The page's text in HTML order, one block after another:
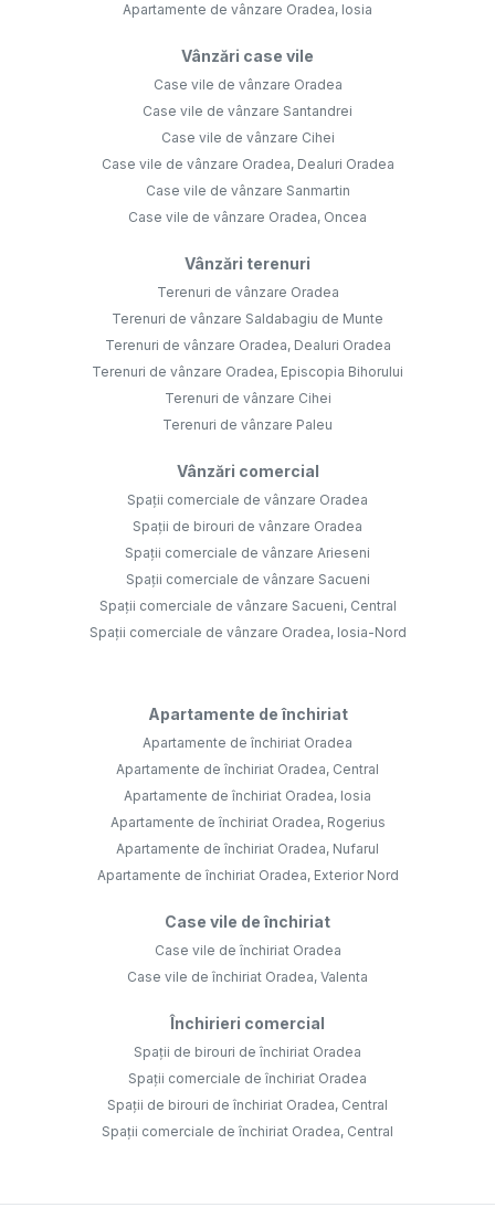
Apartamente de vânzare Oradea, Iosia
Vânzări case vile
Case vile de vânzare Oradea
Case vile de vânzare Santandrei
Case vile de vânzare Cihei
Case vile de vânzare Oradea, Dealuri Oradea
Case vile de vânzare Sanmartin
Case vile de vânzare Oradea, Oncea
Vânzări terenuri
Terenuri de vânzare Oradea
Terenuri de vânzare Saldabagiu de Munte
Terenuri de vânzare Oradea, Dealuri Oradea
Terenuri de vânzare Oradea, Episcopia Bihorului
Terenuri de vânzare Cihei
Terenuri de vânzare Paleu
Vânzări comercial
Spații comerciale de vânzare Oradea
Spații de birouri de vânzare Oradea
Spații comerciale de vânzare Arieseni
Spații comerciale de vânzare Sacueni
Spații comerciale de vânzare Sacueni, Central
Spații comerciale de vânzare Oradea, Iosia-Nord
Apartamente de închiriat
Apartamente de închiriat Oradea
Apartamente de închiriat Oradea, Central
Apartamente de închiriat Oradea, Iosia
Apartamente de închiriat Oradea, Rogerius
Apartamente de închiriat Oradea, Nufarul
Apartamente de închiriat Oradea, Exterior Nord
Case vile de închiriat
Case vile de închiriat Oradea
Case vile de închiriat Oradea, Valenta
Închirieri comercial
Spații de birouri de închiriat Oradea
Spații comerciale de închiriat Oradea
Spații de birouri de închiriat Oradea, Central
Spații comerciale de închiriat Oradea, Central